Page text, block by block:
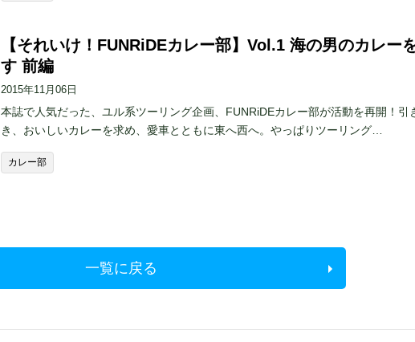
【それいけ！FUNRiDEカレー部】Vol.1 海の男のカレー
す 前編
2015年11月06日
本誌で人気だった、ユル系ツーリング企画、FUNRiDEカレー部が活動を再開！引
き、おいしいカレーを求め、愛車とともに東へ西へ。やっぱりツーリング…
カレー部
一覧に戻る